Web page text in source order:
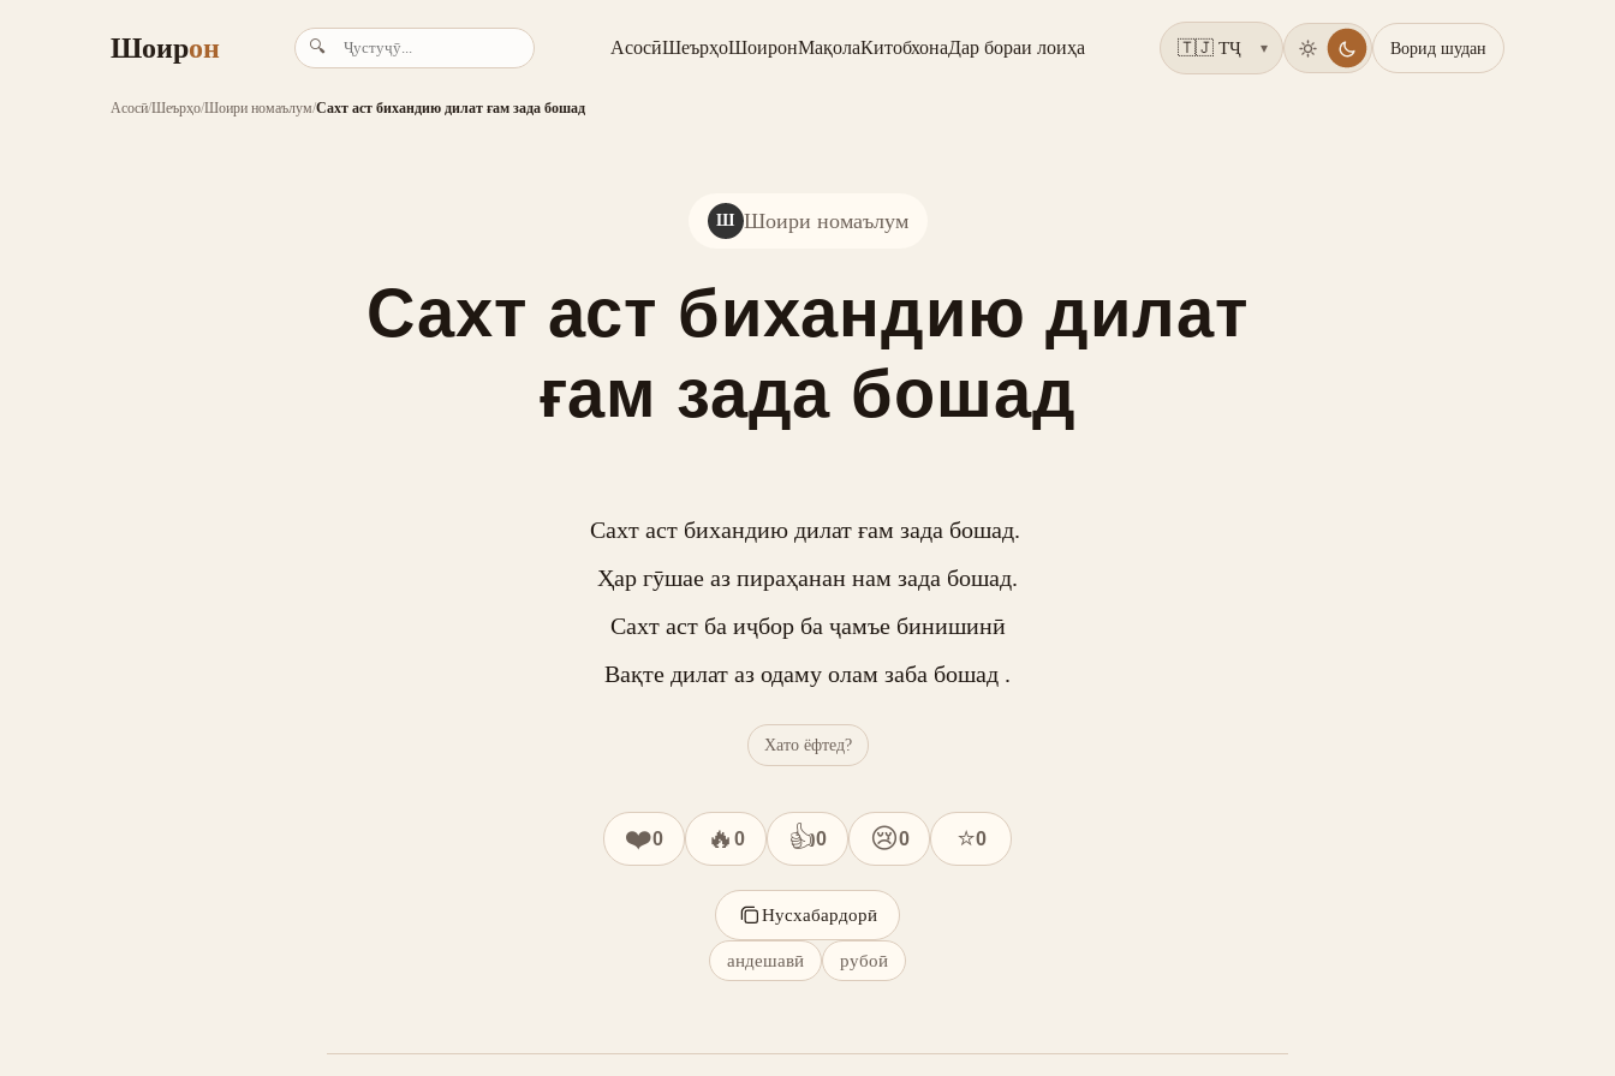
Шоирон 🔍 АсосӣШеърҳоШоиронМақолаКитобхонаДар бораи лоиҳа ▾ Ворид шудан
Асосӣ/Шеърҳо/Шоири номаълум/Сахт аст бихандию дилат ғам зада бошад
Ш Шоири номаълум
Сахт аст бихандию дилат
ғам зада бошад
Сахт аст бихандию дилат ғам зада бошад.
Ҳар гӯшае аз пираҳанан нам зада бошад.
Сахт аст ба иҷбор ба ҷамъе бинишинӣ
Вақте дилат аз одаму олам заба бошад .
Хато ёфтед?
❤️0 🔥 0 👍0 😢0 ⭐0
Нусхабардорӣ
андешавӣ рубоӣ